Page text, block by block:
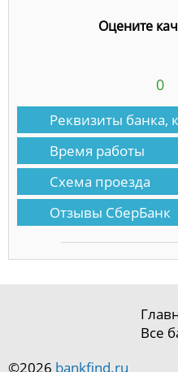
Оцените
0
Реквизиты банка,
Время работы
Схема проезда
Отзывы СберБанк
Все
©2026 bankfind.ru